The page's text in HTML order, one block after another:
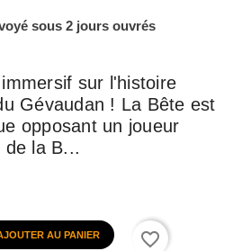
sous 2 jours ouvrés
sur l'histoire
Gévaudan ! La Bête est
opposant un joueur
de la B...
AU PANIER favorite_border